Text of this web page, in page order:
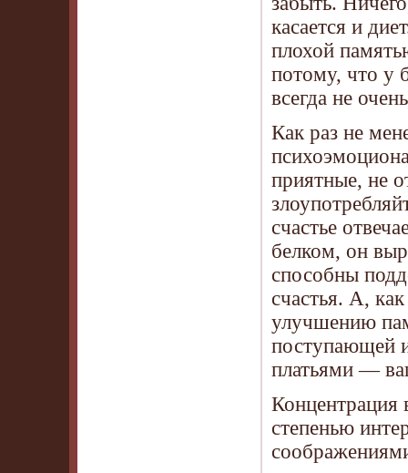
касается и
плохой
потому, что у
всегда не
Как раз не
приятные, не
счастье
белком, он
способны
счастья. А,
улучшению
поступающей
платьями —
Концентрация
степенью